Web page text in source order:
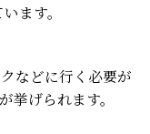
ます。
などに行く必要が
挙げられます。